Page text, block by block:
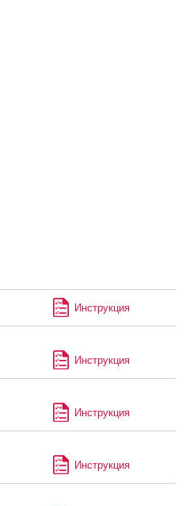
Инструкция
Инструкция
Инструкция
Инструкция